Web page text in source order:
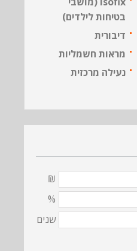
בטיחות לילדים)
דיבורית
מראות חשמליות
נעילה מרכזית
₪
%
שנים